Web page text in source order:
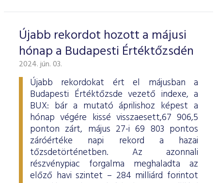
Újabb rekordot hozott a májusi
hónap a Budapesti Értéktőzsdén
2024. jún. 03.
Újabb rekordokat ért el májusban a
Budapesti Értéktőzsde vezető indexe, a
BUX: bár a mutató áprilishoz képest a
hónap végére kissé visszaesett,67 906,5
ponton zárt, május 27-i 69 803 pontos
záróértéke napi rekord a hazai
tőzsdetörténetben. Az azonnali
részvénypiac forgalma meghaladta az
előző havi szintet – 284 milliárd forintot